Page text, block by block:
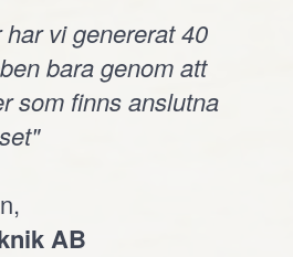
vi genererat 40
bara genom att
som finns anslutna
AB